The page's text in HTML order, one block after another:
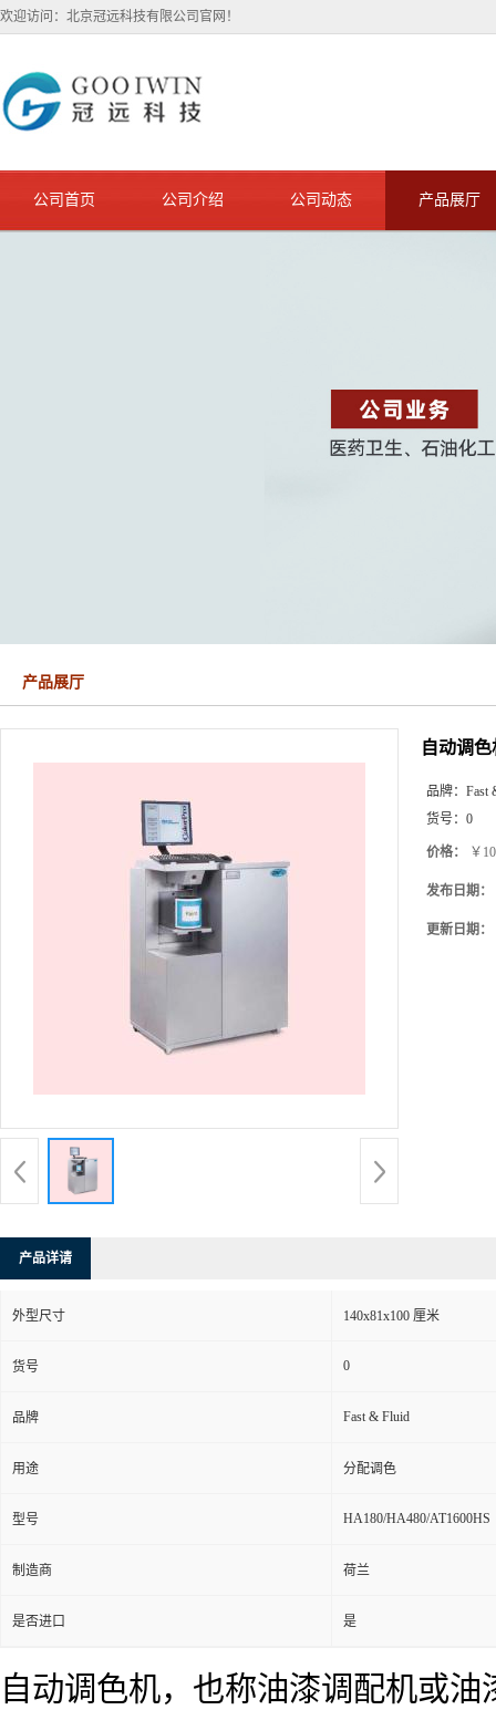
欢迎访问：北京冠远科技有限公司官网！
公司首页 公司介绍 公司动态 产品展厅
产品展厅
自动调
品牌： Fast
货号： 0
价格： ￥
发布日期：
更新日期：
产品详请
外型尺寸 140x81x100 厘米
货号 0
品牌 Fast & Fluid
用途 分配调色
型号 HA180/HA480/AT1600HS
制造商 荷兰
是否进口 是
自动调色机，也称油漆调配机或